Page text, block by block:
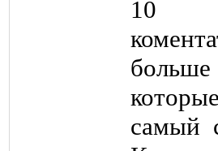
10
самый